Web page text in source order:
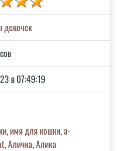
девочек
в 07:49:19
,имя для кошки,а-
,Аличка,Алика